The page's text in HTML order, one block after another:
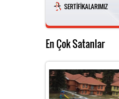
INSTAGRAM
SERTİFİKALARIMIZ
SERTİFİKALARIMIZ
En Çok Satanlar